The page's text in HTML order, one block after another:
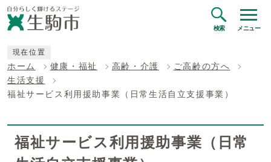
検索 メニュー
現在位置
ホーム 健康・福祉 高齢・介護
ご高齢の方へ
生活支援
福祉サービス利用援助事業（日常生活自立支援事業）
福祉サービス利用援助事業（日常